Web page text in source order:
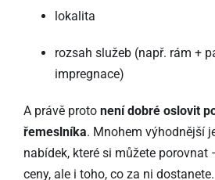
lokalita
rozsah služeb (např. rám +
impregnace)
A právě proto není dobré oslovit
řemeslníka. Mnohem výhodnější
nabídek, které si můžete porovnat
ceny, ale i toho, co za ni dostanete.